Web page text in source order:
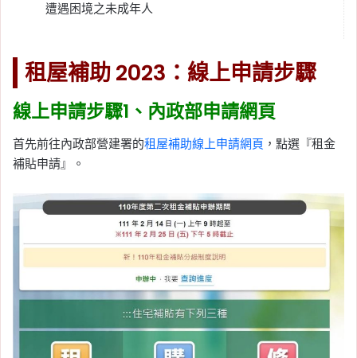
遭遇困境之未成年人
租屋補助 2023：線上申請步驟
線上申請步驟1、內政部申請網頁
首先前往內政部營建署的租屋補助線上申請網頁 ，點選『租金
補貼申請』。